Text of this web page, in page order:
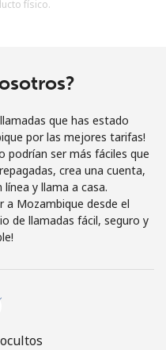
web, estoy de acuerdo con
→
físico.
que has estado
por las mejores tarifas!
podrían ser más fáciles que
crea una cuenta,
y llama a casa.
a Mozambique desde el
de llamadas fácil, seguro y